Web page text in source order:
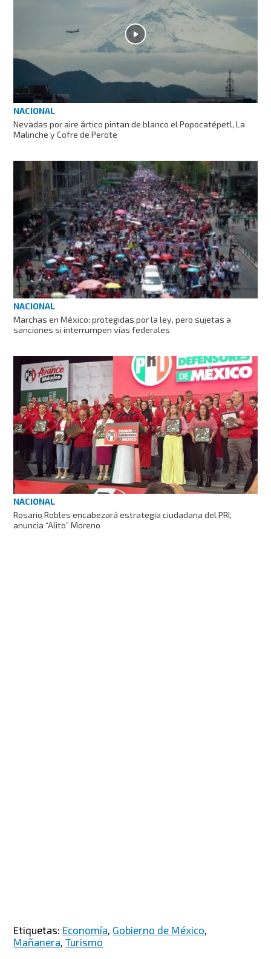
NACIONAL
Nevadas por aire ártico pintan de blanco el Popocatépetl, La
Malinche y Cofre de Perote
NACIONAL
Marchas en México: protegidas por la ley, pero sujetas a
sanciones si interrumpen vías federales
NACIONAL
Rosario Robles encabezará estrategia ciudadana del PRI,
anuncia “Alito” Moreno
Etiquetas: Economía Gobierno de México
Mañanera ,Turismo